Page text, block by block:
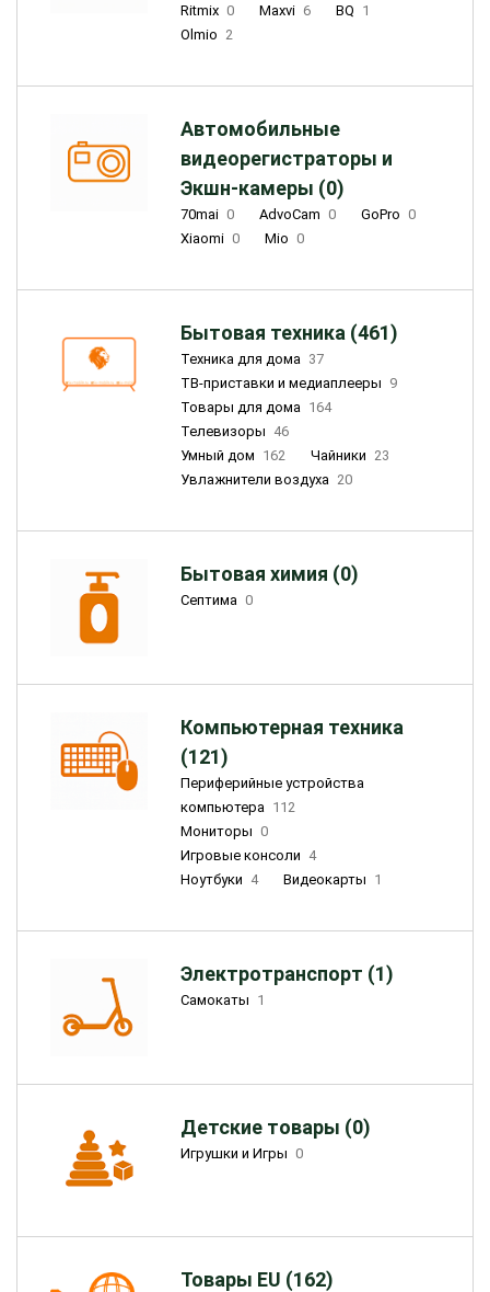
Ritmix 0 Maxvi 6 BQ 1
Olmio 2
Автомобильные
видеорегистраторы и
Экшн-камеры (0)
70mai 0 AdvoCam 0 GoPro 0
Xiaomi 0 Mio 0
Бытовая техника (461)
Техника для дома 37
ТВ-приставки и медиаплееры 9
Товары для дома 164
Телевизоры 46
Умный дом 162 Чайники 23
Увлажнители воздуха 20
Бытовая химия (0)
Септима 0
Компьютерная техника
(121)
Периферийные устройства
компьютера 112
Мониторы 0
Игровые консоли 4
Ноутбуки 4 Видеокарты 1
Электротранспорт (1)
Самокаты 1
Детские товары (0)
Игрушки и Игры 0
Товары EU (162)